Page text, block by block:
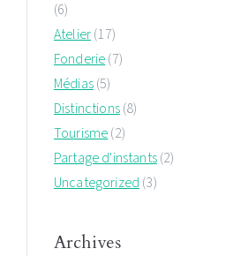
(6)
Atelier(17)
Fonderie(7)
Médias(5)
Distinctions(8)
Tourisme(2)
Partage d'instants(2)
Uncategorized(3)
Archives